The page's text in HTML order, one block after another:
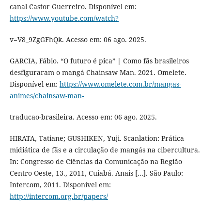
canal Castor Guerreiro. Disponível em:
https://www.youtube.com/watch?
v=V8_9ZgGFhQk. Acesso em: 06 ago. 2025.
GARCIA, Fábio. “O futuro é pica” | Como fãs brasileiros
desfiguraram o mangá Chainsaw Man. 2021. Omelete.
Disponível em: https://www.omelete.com.br/mangas-
animes/chainsaw-man-
traducao-brasileira. Acesso em: 06 ago. 2025.
HIRATA, Tatiane; GUSHIKEN, Yuji. Scanlation: Prática
midiática de fãs e a circulação de mangás na cibercultura.
In: Congresso de Ciências da Comunicação na Região
Centro-Oeste, 13., 2011, Cuiabá. Anais […]. São Paulo:
Intercom, 2011. Disponível em:
http://intercom.org.br/papers/